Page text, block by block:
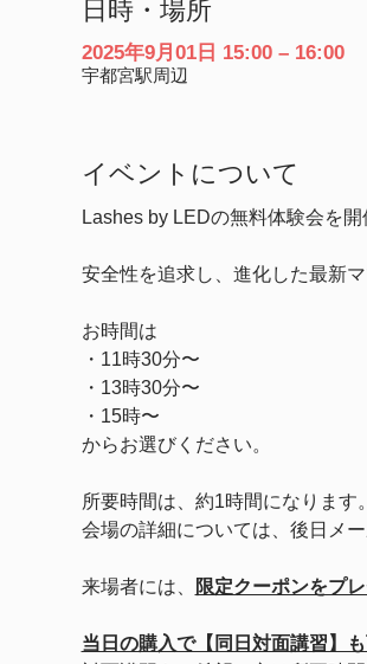
日時・場所
2025年9月01日 15:00 – 16:00
宇都宮駅周辺
イベントについて
Lashes by LEDの無料体験会を開
安全性を追求し、進化した最新
お時間は
・11時30分〜
・13時30分〜
・15時〜
からお選びください。
所要時間は、約1時間になります。
会場の詳細については、後日メ
来場者には、 限定クーポンをプ
当日の購入で【同日対面講習】も